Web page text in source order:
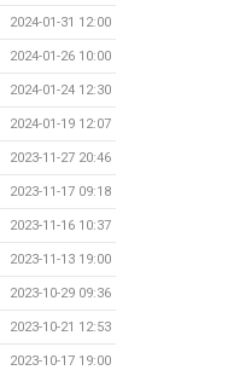
2024-01-31 12:00
2024-01-26 10:00
2024-01-24 12:30
2024-01-19 12:07
2023-11-27 20:46
2023-11-17 09:18
2023-11-16 10:37
2023-11-13 19:00
2023-10-29 09:36
2023-10-21 12:53
2023-10-17 19:00